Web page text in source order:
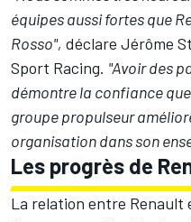
équipes aussi fortes que
Rosso", déclare Jérôme
Sport Racing. "Avoir des
démontre la confiance
groupe propulseur
organisation dans son
Les progrès de
La relation entre Renault